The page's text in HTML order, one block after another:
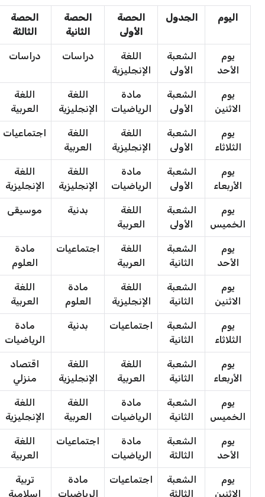
اليوم الجدول
الحصة
الأولى
الحصة
الثانية
الحصة
الثالثة
يوم
الأحد
الشعبة
الأولى
اللغة
الإنجليزية
دراسات دراسات
يوم
الاثنين
الشعبة
الأولى
مادة
الرياضيات
اللغة
الإنجليزية
اللغة
العربية
يوم
الثلاثاء
الشعبة
الأولى
اللغة
الإنجليزية
اللغة
العربية
اجتماعيات
يوم
الأربعاء
الشعبة
الأولى
مادة
الرياضيات
اللغة
الإنجليزية
اللغة
الإنجليزية
يوم
الخميس
الشعبة
الأولى
اللغة
العربية
بدنية موسيقى
يوم
الأحد
الشعبة
الثانية
اللغة
العربية
اجتماعيات
مادة
العلوم
يوم
الاثنين
الشعبة
الثانية
اللغة
الإنجليزية
مادة
العلوم
اللغة
العربية
يوم
الثلاثاء
الشعبة
الثانية
اجتماعيات بدنية
مادة
الرياضيات
يوم
الأربعاء
الشعبة
الثانية
اللغة
العربية
اللغة
الإنجليزية
اقتصاد
منزلي
يوم
الخميس
الشعبة
الثانية
مادة
الرياضيات
اللغة
العربية
اللغة
الإنجليزية
يوم
الأحد
الشعبة
الثالثة
مادة
الرياضيات
اجتماعيات
اللغة
العربية
يوم
الاثنين
الشعبة
الثالثة
اجتماعيات
مادة
الرياضيات
تربية
إسلامية